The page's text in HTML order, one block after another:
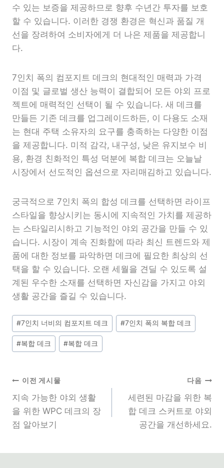
수 있는 보증을 제공하므로 향후 수년간 투자를 보호
할 수 있습니다. 이러한 경쟁 환경은 혁신과 품질 개
선을 장려하여 소비자에게 더 나은 제품을 제공합니
다.
7인치 폭의 컴포지트 데크의 현대적인 매력과 가격
이점 및 글로벌 생산 능력이 결합되어 모든 야외 프로
젝트에 매력적인 선택이 될 수 있습니다. 새 데크를
만들든 기존 데크를 업그레이드하든, 이 다용도 소재
는 현대 주택 소유자의 요구를 충족하는 다양한 이점
을 제공합니다. 미적 감각, 내구성, 낮은 유지보수 비
용, 환경 친화적인 특성 덕분에 복합 데크는 오늘날
시장에서 선도적인 옵션으로 자리매김하고 있습니다.
궁극적으로 7인치 폭의 합성 데크를 선택하면 라이프
스타일을 향상시키는 동시에 지속적인 가치를 제공하
는 스타일리시하고 기능적인 야외 공간을 만들 수 있
습니다. 시장이 계속 진화함에 따라 최신 트렌드와 제
품에 대한 정보를 파악하면 데크에 필요한 최상의 선
택을 할 수 있습니다. 오랜 세월을 견딜 수 있도록 설
계된 우수한 소재를 선택하면 자신감을 가지고 야외
생활 공간을 즐길 수 있습니다.
게
시
물
#7인치 너비의 컴포지트 데크 #7인치 폭의 복합 데크
#복합 데크 #복합 데크
글
내
비
게
이전 게시물
지속 가능한 야외 생활
을 위한 WPC 데크의 장
점 알아보기
다음
세련된 마감을 위한 복
합 데크 스커트로 야외
공간을 개선하세요.